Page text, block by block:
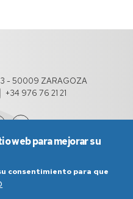
- 50009 ZARAGOZA
+34 976 76 21 21
web para mejorar su
consentimiento para que